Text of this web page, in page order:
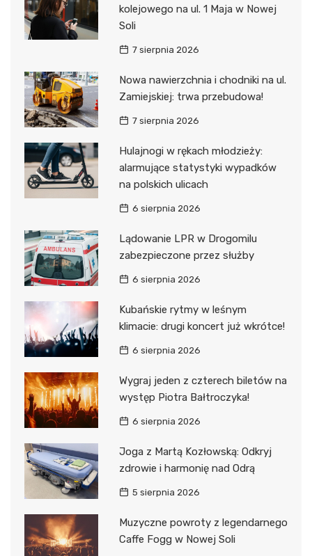
kolejowego na ul. 1 Maja w Nowej
Soli
7 sierpnia 2026
Nowa nawierzchnia i chodniki na ul.
Zamiejskiej: trwa przebudowa!
7 sierpnia 2026
Hulajnogi w rękach młodzieży:
alarmujące statystyki wypadków
na polskich ulicach
6 sierpnia 2026
Lądowanie LPR w Drogomilu
zabezpieczone przez służby
6 sierpnia 2026
Kubańskie rytmy w leśnym
klimacie: drugi koncert już wkrótce!
6 sierpnia 2026
Wygraj jeden z czterech biletów na
występ Piotra Bałtroczyka!
6 sierpnia 2026
Joga z Martą Kozłowską: Odkryj
zdrowie i harmonię nad Odrą
5 sierpnia 2026
Muzyczne powroty z legendarnego
Caffe Fogg w Nowej Soli